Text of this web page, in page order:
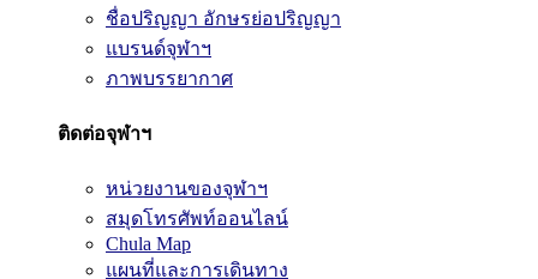
ชื่อปริญญา อักษรย่อปริญญา
แบรนด์จุฬาฯ
ภาพบรรยากาศ
ติดต่อจุฬาฯ
หน่วยงานของจุฬาฯ
สมุดโทรศัพท์ออนไลน์
Chula Map
แผนที่และการเดินทาง